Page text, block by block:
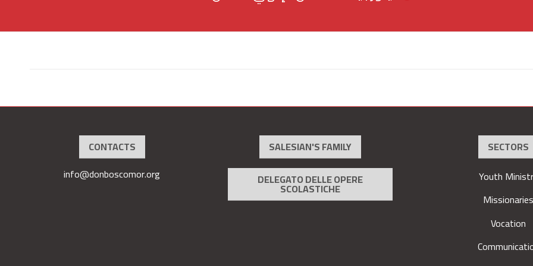
SECTORS
Youth
Missionaries
Vocation
SALESIAN'S FAMILY
DELEGATO DELLE OPERE
SCOLASTICHE
CONTACTS
info@donboscomor.org